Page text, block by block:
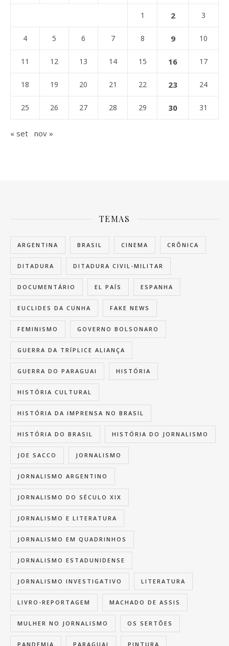
1 2 3
4 5 6 7 8 9 10
11 12 13 14 15 16 17
18 19 20 21 22 23 24
25 26 27 28 29 30 31
« set nov »
TEMAS
ARGENTINA BRASIL CINEMA CRÔNICA
DITADURA DITADURA CIVIL-MILITAR
DOCUMENTÁRIO EL PAÍS ESPANHA
EUCLIDES DA CUNHA FAKE NEWS
FEMINISMO GOVERNO BOLSONARO
GUERRA DA TRÍPLICE ALIANÇA
GUERRA DO PARAGUAI HISTÓRIA
HISTÓRIA CULTURAL
HISTÓRIA DA IMPRENSA NO BRASIL
HISTÓRIA DO BRASIL HISTÓRIA DO JORNALISMO
JOE SACCO JORNALISMO
JORNALISMO ARGENTINO
JORNALISMO DO SÉCULO XIX
JORNALISMO E LITERATURA
JORNALISMO EM QUADRINHOS
JORNALISMO ESTADUNIDENSE
JORNALISMO INVESTIGATIVO LITERATURA
LIVRO-REPORTAGEM MACHADO DE ASSIS
MULHER NO JORNALISMO OS SERTÕES
PANDEMIA PARAGUAI PINTURA